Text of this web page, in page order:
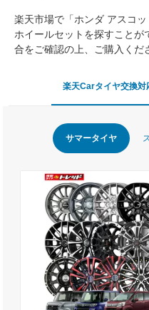
楽天市場で「ホンダ アスコ
ホイールセットを探すことが
合をご確認の上、ご購入くだ
楽天Carタイヤ交換対
サマータイヤ